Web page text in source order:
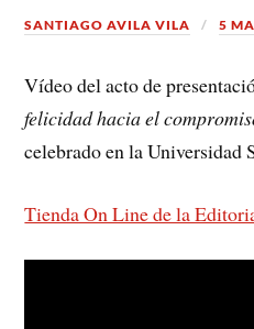
SANTIAGO AVILA VILA 5
Vídeo del acto de
felicidad hacia el
celebrado en la Universidad
Tienda On Line de la